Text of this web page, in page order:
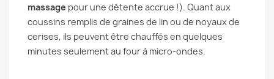
massage pour une détente accrue !). Quant aux
coussins remplis de graines de lin ou de noyaux de
cerises, ils peuvent être chauffés en quelques
minutes seulement au four à micro-ondes.